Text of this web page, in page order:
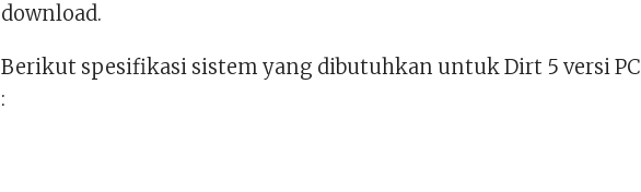
download.
Berikut spesifikasi sistem yang dibutuhkan untuk Dirt 5 versi PC
: